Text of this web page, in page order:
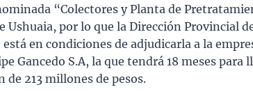
“Colectores y Planta de
Ushuaia, por lo que la Dirección Provincial
está en condiciones de adjudicarla a la
Gancedo S.A, la que tendrá 18 meses para
de 213 millones de pesos.